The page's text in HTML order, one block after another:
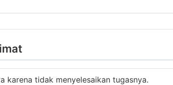
karena tidak menyelesaikan tugasnya.